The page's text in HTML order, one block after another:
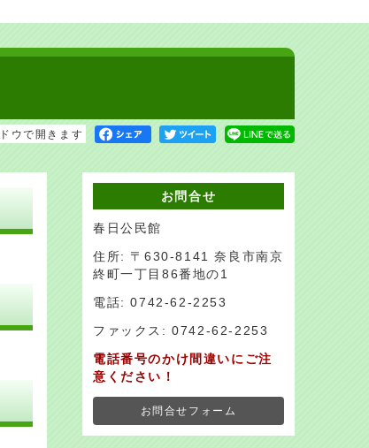
ウで開きます
お問合せ
春日公民館
住所: 〒630-8141 奈良市南京
終町一丁目86番地の1
電話: 0742-62-2253
ファックス: 0742-62-2253
電話番号のかけ間違いにご注
意ください！
お問合せフォーム